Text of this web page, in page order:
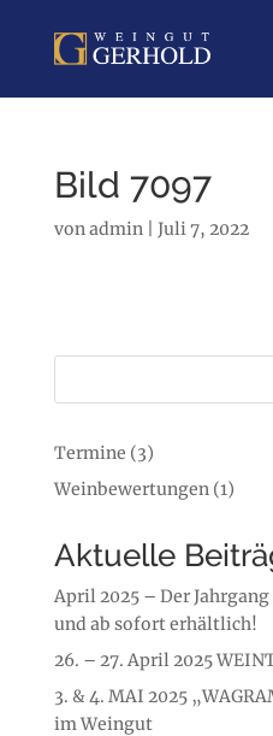
Bild 7097
vonadmin| Juli 7, 2022
Termine (3)
Weinbewertungen(1)
Aktuelle
April 2025 – Der
und ab sofort erhältlich!
26. – 27. April 2025
3. & 4. MAI 2025
im Weingut